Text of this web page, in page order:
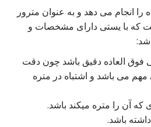
انجام می دهد و به عنوان مترور
که با یستی دارای مشخصات و
العاده دقیق باشد چون دقت
می باشد و اشتباه در متره
آن را متره میکند باشد.
باشد.